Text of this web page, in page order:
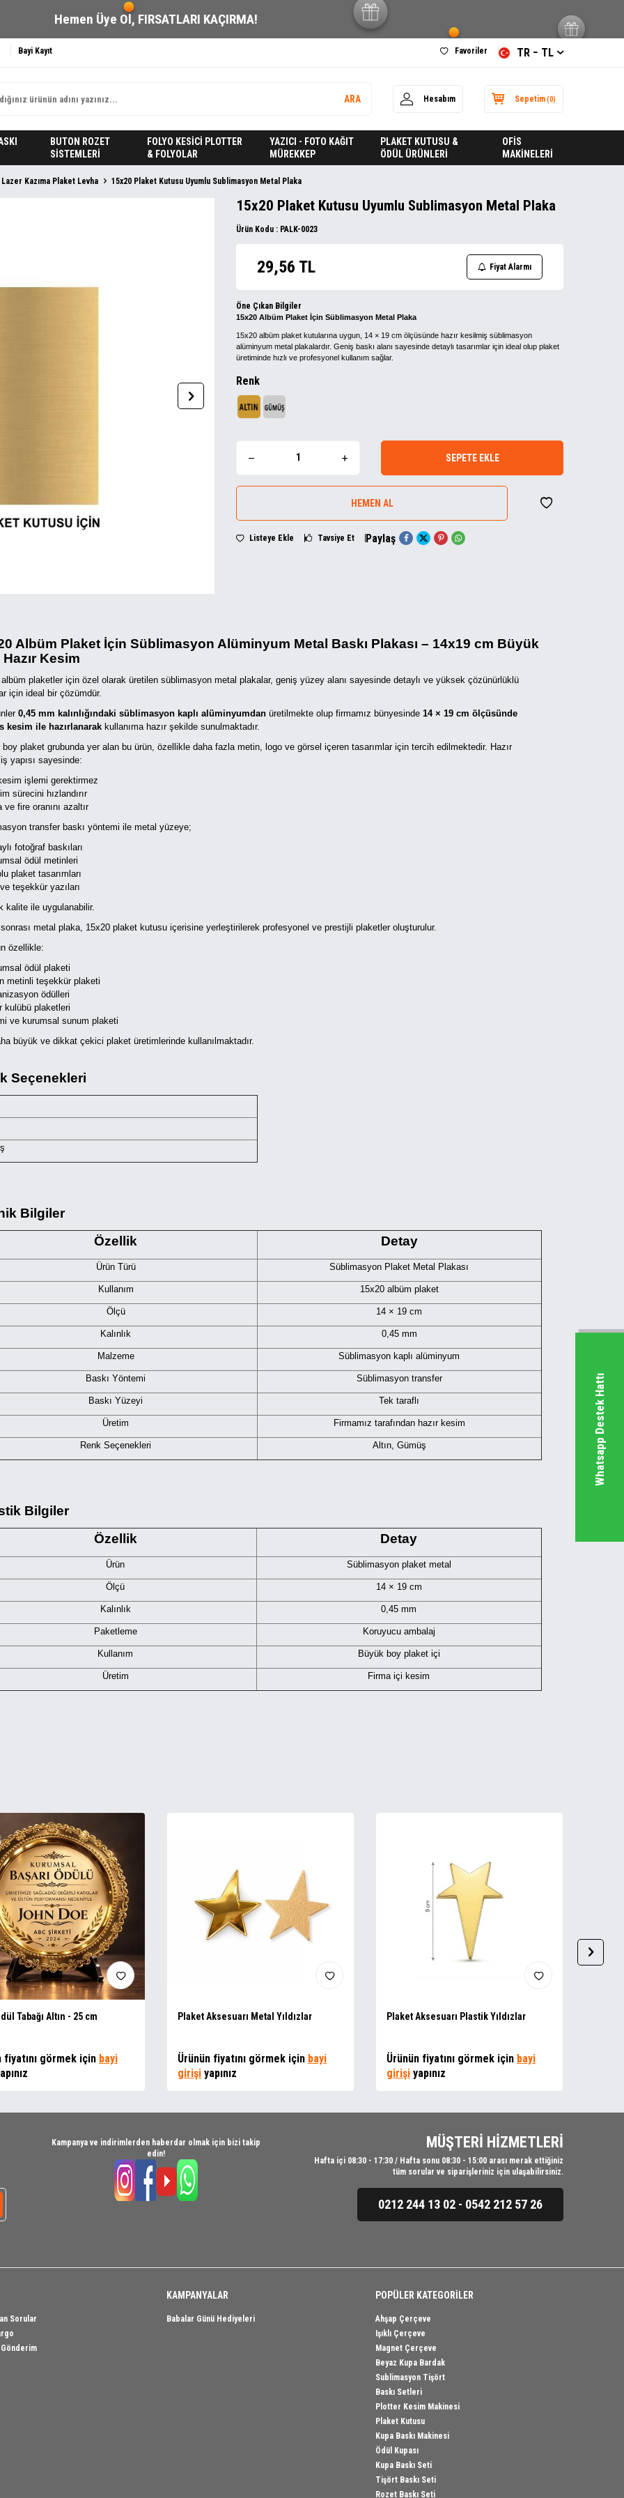
Whatsapp Destek Hattı
Hemen Üye Ol, FIRSATLARI KAÇIRMA!
Bayi Kayıt Favoriler TR − TL
ARA Hesabım Sepetim(0)
BUTON ROZET
SİSTEMLERİ
FOLYO KESİCİ PLOTTER
& FOLYOLAR
YAZICI - FOTO KAĞIT
MÜREKKEP
PLAKET KUTUSU &
ÖDÜL ÜRÜNLERİ
OFİS
MAKİNELERİ
Kazıma Plaket Levha 15x20 Plaket Kutusu Uyumlu Sublimasyon Metal Plaka
15x20 Plaket Kutusu Uyumlu Sublimasyon Metal Plaka
Ürün Kodu : PALK-0023
29,56 TL Fiyat Alarmı
Öne Çıkan Bilgiler
15x20 Albüm Plaket İçin Süblimasyon Metal Plaka
15x20 albüm plaket kutularına uygun, 14 × 19 cm ölçüsünde hazır kesilmiş süblimasyon
alüminyum metal plakalardır. Geniş baskı alanı sayesinde detaylı tasarımlar için ideal olup plaket
üretiminde hızlı ve profesyonel kullanım sağlar.
Renk
SEPETE EKLE
HEMEN AL
Listeye Ekle Tavsiye Et Paylaş
Albüm Plaket İçin Süblimasyon Alüminyum Metal Baskı Plakası – 14x19 cm Büyük
Kesim
plaketler için özel olarak üretilen süblimasyon metal plakalar, geniş yüzey alanı sayesinde detaylı ve yüksek çözünürlüklü
için ideal bir çözümdür.
0,45 mm kalınlığındaki süblimasyon kaplı alüminyumdanüretilmekte olup firmamız bünyesinde 14 × 19 cm ölçüsünde
kesim ile hazırlanarakkullanıma hazır şekilde sunulmaktadır.
plaket grubunda yer alan bu ürün, özellikle daha fazla metin, logo ve görsel içeren tasarımlar için tercih edilmektedir. Hazır
yapısı sayesinde:
işlemi gerektirmez
sürecini hızlandırır
fire oranını azaltır
transfer baskı yöntemi ile metal yüzeye;
fotoğraf baskıları
ödül metinleri
plaket tasarımları
teşekkür yazıları
kalite ile uygulanabilir.
metal plaka, 15x20 plaket kutusu içerisine yerleştirilerek profesyonel ve prestijli plaketler oluşturulur.
özellikle:
ödül plaketi
metinli teşekkür plaketi
ödülleri
kulübü plaketleri
ve kurumsal sunum plaketi
büyük ve dikkat çekici plaket üretimlerinde kullanılmaktadır.
Seçenekleri
Bilgiler
Özellik
Detay
Ürün Türü Süblimasyon Plaket Metal Plakası
Kullanım 15x20 albüm plaket
Ölçü 14 × 19 cm
Kalınlık 0,45 mm
Malzeme Süblimasyon kaplı alüminyum
Baskı Yöntemi Süblimasyon transfer
Baskı Yüzeyi Tek taraflı
Üretim Firmamız tarafından hazır kesim
Renk Seçenekleri Altın, Gümüş
Bilgiler
Özellik
Detay
Ürün Süblimasyon plaket metal
Ölçü 14 × 19 cm
Kalınlık 0,45 mm
Paketleme Koruyucu ambalaj
Kullanım Büyük boy plaket içi
Üretim Firma içi kesim
Tabağı Altın - 25 cm
fiyatını görmek için bayi
Plaket Aksesuarı Metal Yıldızlar
Ürünün fiyatını görmek için bayi
girişi yapınız
Plaket Aksesuarı Plastik Yıldızlar
Ürünün fiyatını görmek için bayi
girişi yapınız
Kampanya ve indirimlerden haberdar olmak için bizi takip
edin!
MÜŞTERİ HİZMETLERİ
Hafta içi 08:30 - 17:30 / Hafta sonu 08:30 - 15:00 arası merak ettiğiniz
tüm sorular ve siparişleriniz için ulaşabilirsiniz.
0212 244 13 02 - 0542 212 57 26
Sorular
KAMPANYALAR
Babalar Günü Hediyeleri
POPÜLER KATEGORİLER
Ahşap Çerçeve
Işıklı Çerçeve
Magnet Çerçeve
Beyaz Kupa Bardak
Sublimasyon Tişört
Baskı Setleri
Plotter Kesim Makinesi
Plaket Kutusu
Kupa Baskı Makinesi
Ödül Kupası
Kupa Baskı Seti
Tişört Baskı Seti
Rozet Baskı Seti